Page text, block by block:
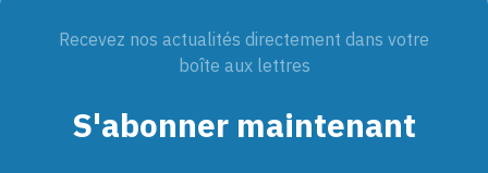
Recevez nos actualités directement dans votre
boîte aux lettres
S'abonner maintenant